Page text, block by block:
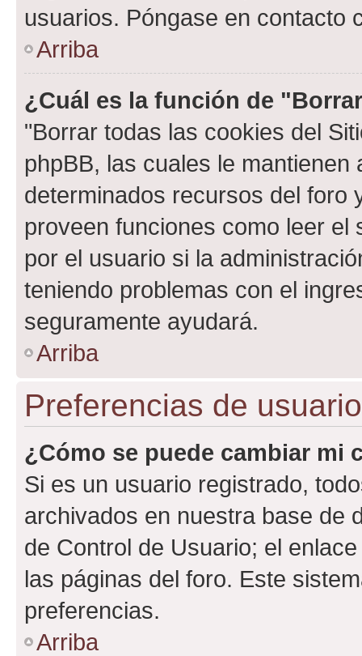
usuarios. Póngase en contacto
Arriba
¿Cuál es la función de
"Borrar todas las cookies del
phpBB, las cuales le
determinados recursos del foro
proveen funciones como leer el
por el usuario si la
teniendo problemas con el
seguramente ayudará.
Arriba
Preferencias de
¿Cómo se puede cambiar mi
Si es un usuario registrado,
archivados en nuestra base de
de Control de Usuario; el
las páginas del foro. Este
preferencias.
Arriba